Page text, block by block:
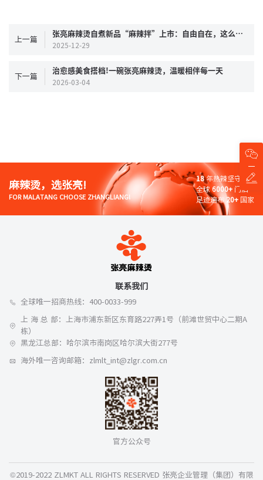
上一篇
张亮麻辣烫自煮新品“麻辣拌”上市：自由自在，这么拌才够味!
2025-12-29
下一篇
治愈感美食搭档!一碗张亮麻辣烫，温暖相伴每一天
2026-03-04
麻辣烫，选张亮!
FOR MALATANG CHOOSE ZHANGLIANG!
18年热辣坚守
全球 6000+ 门店
足迹遍布 20+ 国家
联系我们
全球唯一招商热线：400-0033-999
上 海 总 部：上海市浦东新区东育路227弄1号（前滩世贸中心二期A
栋）
黑龙江总部：哈尔滨市南岗区哈尔滨大街277号
海外唯一咨询邮箱：zlmlt_int@zlgr.com.cn
官方公众号
©2019-2022 ZLMKT ALL RIGHTS RESERVED 张亮企业管理（集团）有限